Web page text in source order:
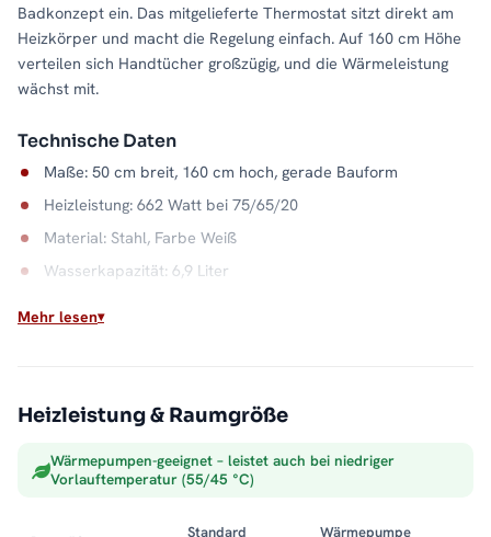
Badkonzept ein. Das mitgelieferte Thermostat sitzt direkt am
Heizkörper und macht die Regelung einfach. Auf 160 cm Höhe
verteilen sich Handtücher großzügig, und die Wärmeleistung
wächst mit.
Technische Daten
Maße: 50 cm breit, 160 cm hoch, gerade Bauform
Heizleistung: 662 Watt bei 75/65/20
Material: Stahl, Farbe Weiß
Wasserkapazität: 6,9 Liter
Der ALPIYA arbeitet über Ihre Zentralheizung und liefert
Bauform in Weiß passt sich ruhig ins Badezimmer ein. Alle
Badheizkörper mit Mittelanschluss
Mehr lesen
Heizleistung & Raumgröße
Wärmepumpen-geeignet – leistet auch bei niedriger
Vorlauftemperatur (55/45 °C)
Standard Wärmepumpe